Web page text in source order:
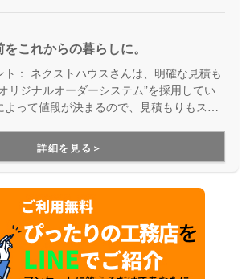
これからの暮らしに。
： ネクストハウスさんは、明確な見積も
リジナルオーダーシステム”を採用してい
よって値段が決まるので、見積もりもスピ
しい家に入居したいという方に特におスス
詳細を見る＞